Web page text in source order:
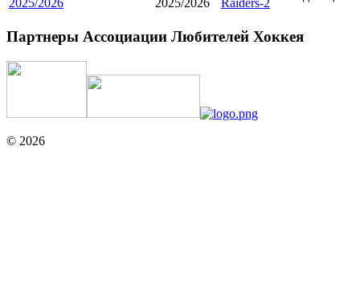
2025/2026 2025/2026 Raiders-2
Партнеры Ассоциации Любителей Хоккея
© 2026